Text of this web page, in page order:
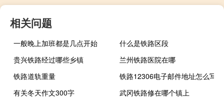
相关问题
一般晚上加班都是几点开始
什么是铁路区段
贵兴铁路经过哪些乡镇
兰州铁路医院在哪
铁路道轨重量
铁路12306电子邮件地址怎么写
有关冬天作文300字
武冈铁路修在哪个镇上